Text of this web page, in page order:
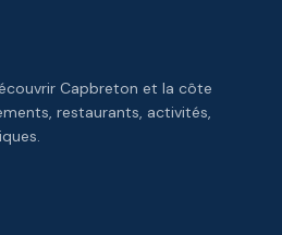
Capbreton et la côte
restaurants, activités,